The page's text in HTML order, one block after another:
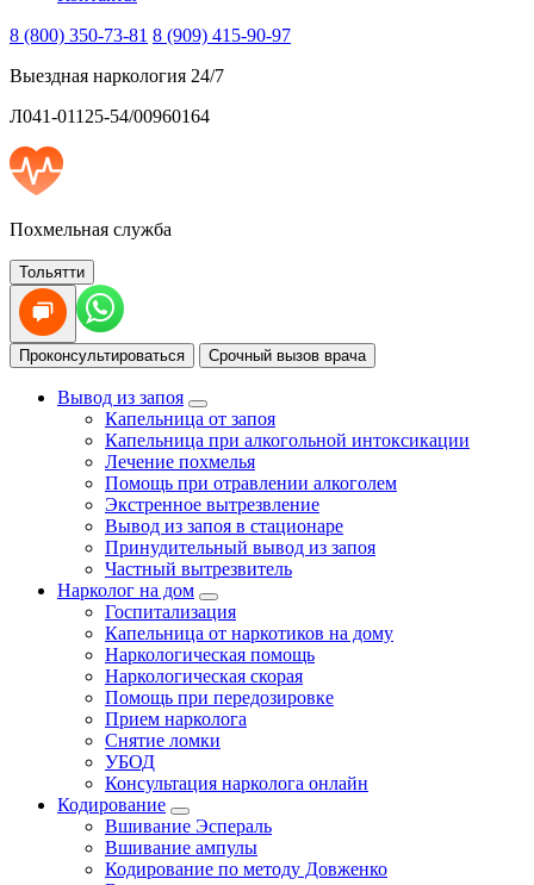
8 (800) 350-73-81 8 (909) 415-90-97
Выездная наркология 24/7
Л041-01125-54/00960164
Похмельная служба
Тольятти
Проконсультироваться Срочный вызов врача
Вывод из запоя
Капельница от запоя
Капельница при алкогольной интоксикации
Лечение похмелья
Помощь при отравлении алкоголем
Экстренное вытрезвление
Вывод из запоя в стационаре
Принудительный вывод из запоя
Частный вытрезвитель
Нарколог на дом
Госпитализация
Капельница от наркотиков на дому
Наркологическая помощь
Наркологическая скорая
Помощь при передозировке
Прием нарколога
Снятие ломки
УБОД
Консультация нарколога онлайн
Кодирование
Вшивание Эспераль
Вшивание ампулы
Кодирование по методу Довженко